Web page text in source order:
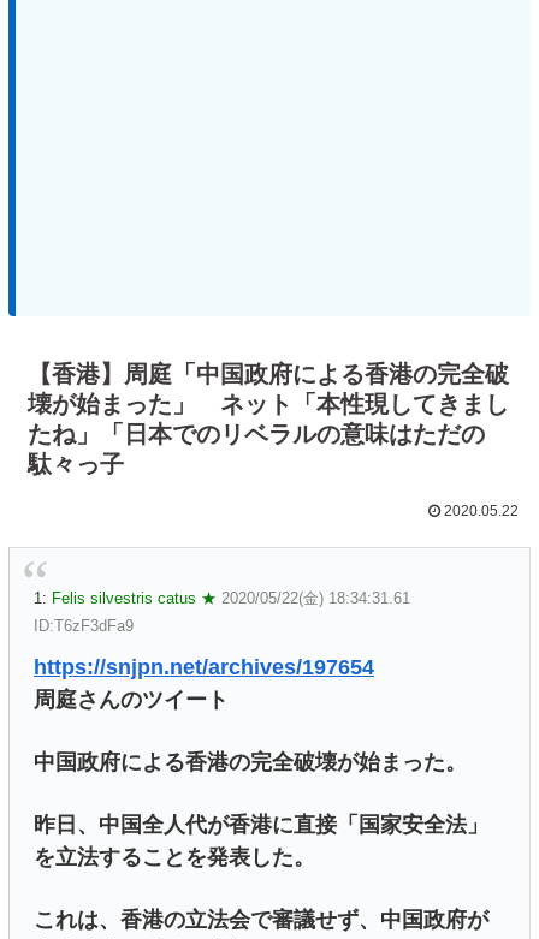
【香港】周庭「中国政府による香港の完全破
壊が始まった」 ネット「本性現してきまし
たね」「日本でのリベラルの意味はただの
駄々っ子
2020.05.22
1: Felis silvestris catus ★ 2020/05/22(金) 18:34:31.61
ID:T6zF3dFa9
https://snjpn.net/archives/197654
周庭さんのツイート
中国政府による香港の完全破壊が始まった。
昨日、中国全人代が香港に直接「国家安全法」
を立法することを発表した。
これは、香港の立法会で審議せず、中国政府が